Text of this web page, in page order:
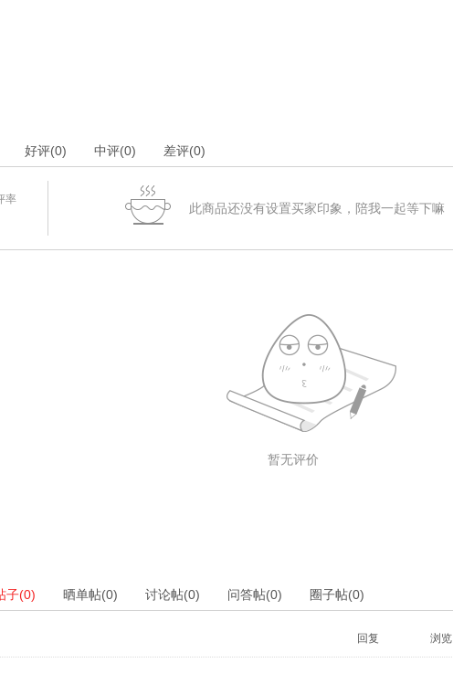
好评(0) 中评(0) 差评(0)
率
此商品还没有设置买家印象，陪我一起等下嘛
暂无评价
子(0) 晒单帖(0) 讨论帖(0) 问答帖(0) 圈子帖(0)
回复 浏览